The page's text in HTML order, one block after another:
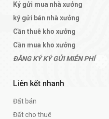
Ký gửi mua nhà xưởng
ký gửi bán nhà xưởng
Cần thuê kho xưởng
Cần mua kho xưởng
ĐĂNG KÝ KÝ GỬI MIỄN PHÍ
Liên kết nhanh
Đất bán
Đất cho thuê